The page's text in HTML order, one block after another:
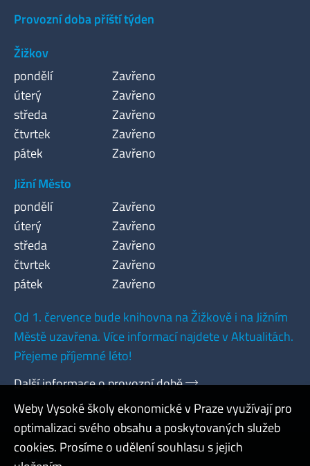
Provozní doba příští týden
Žižkov
pondělí
Zavřeno
úterý
Zavřeno
středa
Zavřeno
čtvrtek
Zavřeno
pátek
Zavřeno
Jižní Město
pondělí
Zavřeno
úterý
Zavřeno
středa
Zavřeno
čtvrtek
Zavřeno
pátek
Zavřeno
Od 1. července bude knihovna na Žižkově i na Jižním
Městě uzavřena. Více informací najdete v Aktualitách.
Přejeme příjemné léto!
Další informace o provozní době
Admin
Weby Vysoké školy ekonomické v Praze využívají pro
optimalizaci svého obsahu a poskytovaných služeb
cookies. Prosíme o udělení souhlasu s jejich